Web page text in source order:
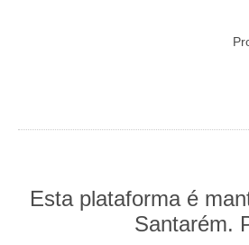
Esta plataforma é